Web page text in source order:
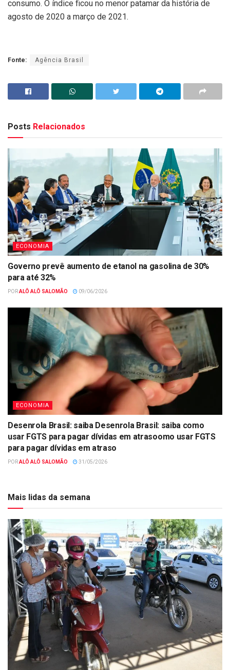
consumo. O índice ficou no menor patamar da história de
agosto de 2020 a março de 2021.
Fonte: Agência Brasil
Posts Relacionados
ECONOMIA
Governo prevê aumento de etanol na gasolina de 30%
para até 32%
PORALÔ ALÔ SALOMÃO 09/06/2026
ECONOMIA
Desenrola Brasil: saiba Desenrola Brasil: saiba como
usar FGTS para pagar dívidas em atrasoomo usar FGTS
para pagar dívidas em atraso
PORALÔ ALÔ SALOMÃO 31/05/2026
Mais lidas da semana